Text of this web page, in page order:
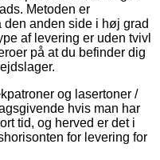
Metoden er
anden side i høj grad
af levering er uden tvivl
på at du befinder dig
og lasertoner /
hvis man har
tid, og herved er det i
for levering for